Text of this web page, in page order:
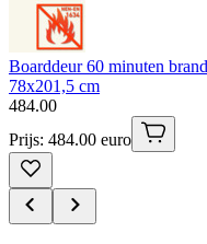
Boarddeur 60 minuten
78x201,5 cm
484.00
Prijs: 484.00 euro